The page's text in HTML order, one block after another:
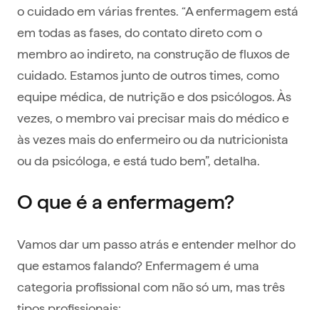
o cuidado em várias frentes. “A enfermagem está
em todas as fases, do contato direto com o
membro ao indireto, na construção de fluxos de
cuidado. Estamos junto de outros times, como
equipe médica, de nutrição e dos psicólogos. Às
vezes, o membro vai precisar mais do médico e
às vezes mais do enfermeiro ou da nutricionista
ou da psicóloga, e está tudo bem”, detalha.
O que é a enfermagem?
Vamos dar um passo atrás e entender melhor do
que estamos falando? Enfermagem é uma
categoria profissional com não só um, mas três